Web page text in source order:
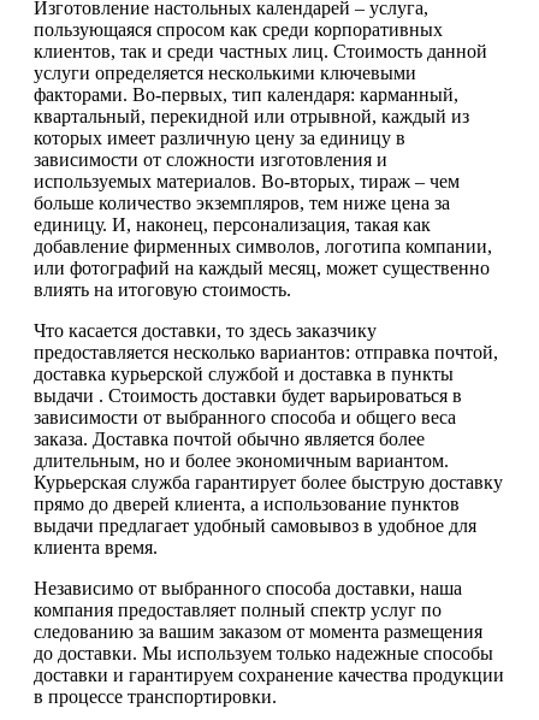
Изготовление настольных календарей – услуга,
пользующаяся спросом как среди корпоративных
клиентов, так и среди частных лиц. Стоимость данной
услуги определяется несколькими ключевыми
факторами. Во-первых, тип календаря: карманный,
квартальный, перекидной или отрывной, каждый из
которых имеет различную цену за единицу в
зависимости от сложности изготовления и
используемых материалов. Во-вторых, тираж – чем
больше количество экземпляров, тем ниже цена за
единицу. И, наконец, персонализация, такая как
добавление фирменных символов, логотипа компании,
или фотографий на каждый месяц, может существенно
влиять на итоговую стоимость.
Что касается доставки, то здесь заказчику
предоставляется несколько вариантов: отправка почтой,
доставка курьерской службой и доставка в пункты
выдачи . Стоимость доставки будет варьироваться в
зависимости от выбранного способа и общего веса
заказа. Доставка почтой обычно является более
длительным, но и более экономичным вариантом.
Курьерская служба гарантирует более быструю доставку
прямо до дверей клиента, а использование пунктов
выдачи предлагает удобный самовывоз в удобное для
клиента время.
Независимо от выбранного способа доставки, наша
компания предоставляет полный спектр услуг по
следованию за вашим заказом от момента размещения
до доставки. Мы используем только надежные способы
доставки и гарантируем сохранение качества продукции
в процессе транспортировки.